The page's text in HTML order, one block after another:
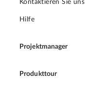
Kontaktieren Sie uns
Hilfe
Projektmanager
Produkttour